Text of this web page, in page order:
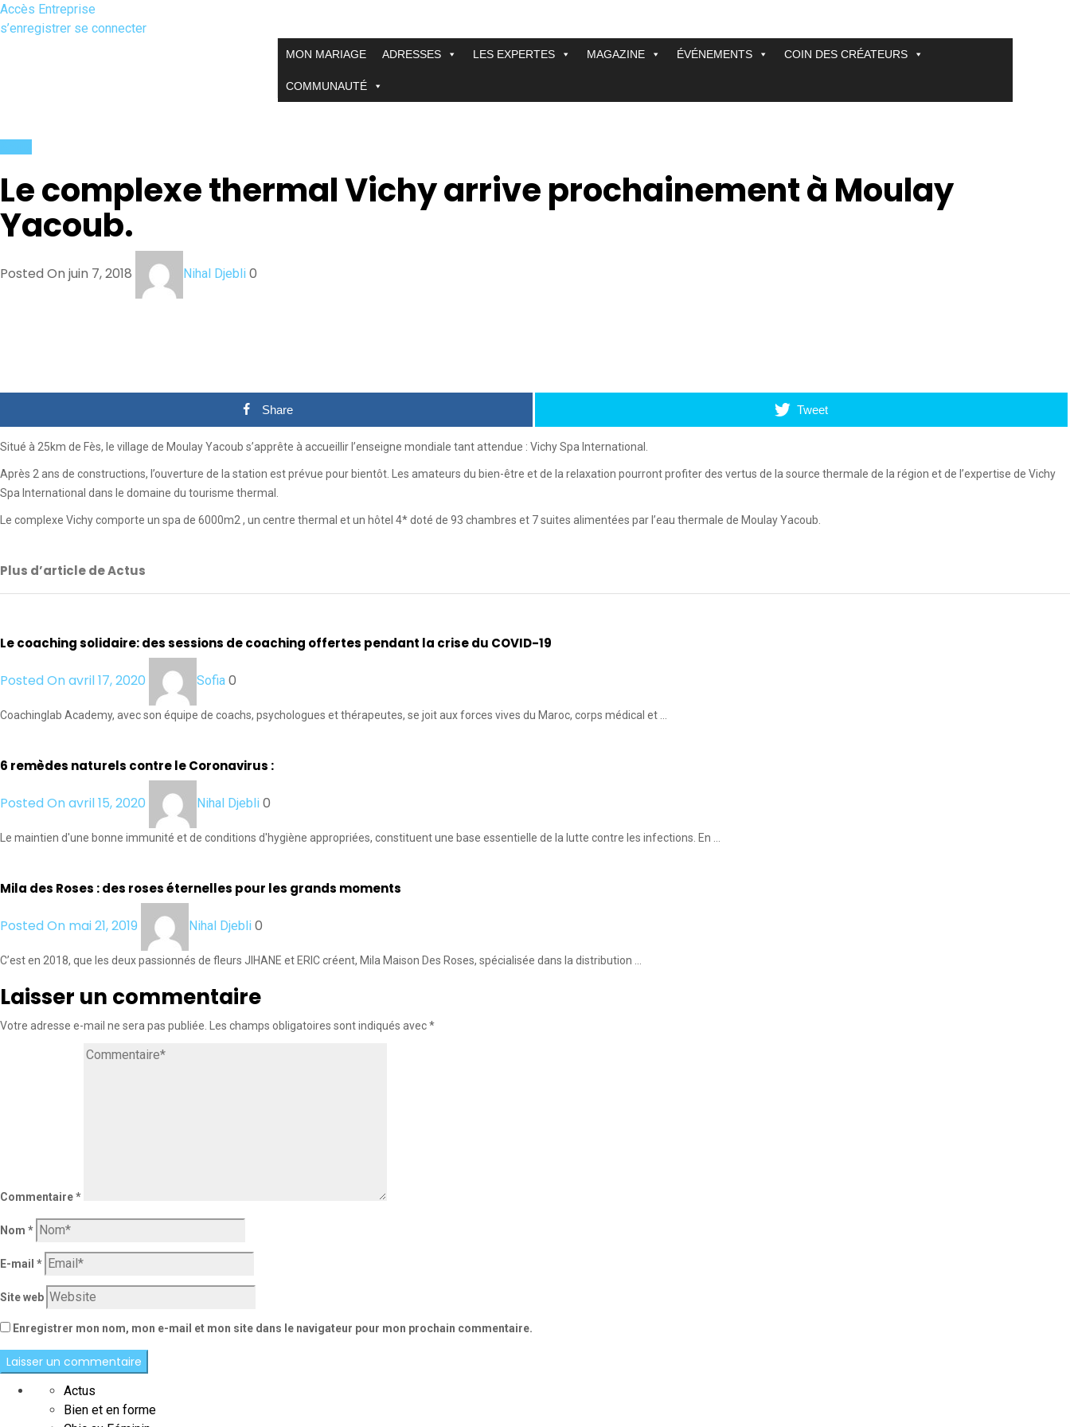
Accès Entreprise
s’enregistrer se connecter
MON MARIAGE ADRESSES LES EXPERTES MAGAZINE ÉVÉNEMENTS COIN DES CRÉATEURS
COMMUNAUTÉ
Le complexe thermal Vichy arrive prochainement à Moulay
Yacoub.
Posted On juin 7, 2018 Nihal Djebli 0
Share Tweet
Situé à 25km de Fès, le village de Moulay Yacoub s’apprête à accueillir l’enseigne mondiale tant attendue : Vichy Spa International.
Après 2 ans de constructions, l’ouverture de la station est prévue pour bientôt. Les amateurs du bien-être et de la relaxation pourront profiter des vertus de la source thermale de la région et de l’expertise de Vichy
Spa International dans le domaine du tourisme thermal.
Le complexe Vichy comporte un spa de 6000m2 , un centre thermal et un hôtel 4* doté de 93 chambres et 7 suites alimentées par l’eau thermale de Moulay Yacoub.
Plus d’article de Actus
Le coaching solidaire: des sessions de coaching offertes pendant la crise du COVID-19
Posted On avril 17, 2020 Sofia 0
Coachinglab Academy, avec son équipe de coachs, psychologues et thérapeutes, se joit aux forces vives du Maroc, corps médical et …
6 remèdes naturels contre le Coronavirus :
Posted On avril 15, 2020 Nihal Djebli 0
Le maintien d'une bonne immunité et de conditions d'hygiène appropriées, constituent une base essentielle de la lutte contre les infections. En …
Mila des Roses : des roses éternelles pour les grands moments
Posted On mai 21, 2019 Nihal Djebli 0
C’est en 2018, que les deux passionnés de fleurs JIHANE et ERIC créent, Mila Maison Des Roses, spécialisée dans la distribution …
Laisser un commentaire
Votre adresse e-mail ne sera pas publiée. Les champs obligatoires sont indiqués avec*
Commentaire*
Nom *
E-mail *
Site web
Enregistrer mon nom, mon e-mail et mon site dans le navigateur pour mon prochain commentaire.
Actus
Bien et en forme